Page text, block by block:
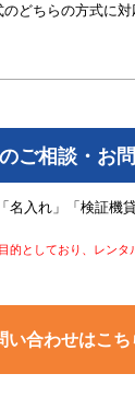
どちらの方式に対
ご相談・お
名入れ」「検証機
的としており、レンタ
い合わせはこち